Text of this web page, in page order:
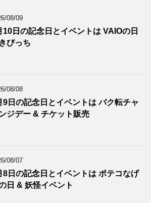
08/09
10日の記念日とイベントは VAIOの日
びっち
08/08
9日の記念日とイベントは バク転チャ
ジデー & チケット販売
08/07
8日の記念日とイベントは ポテコなげ
日 & 妖怪イベント